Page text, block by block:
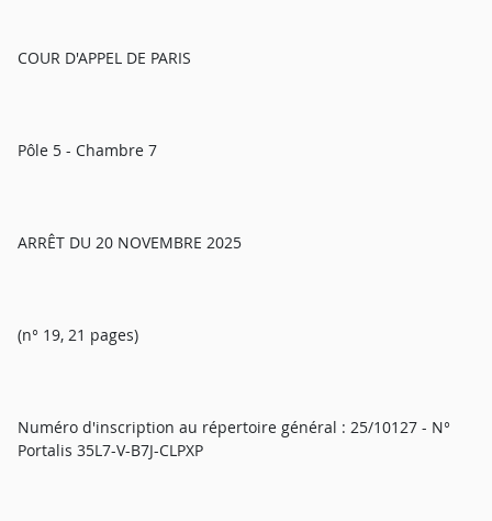
COUR D'APPEL DE PARIS
Pôle 5 - Chambre 7
ARRÊT DU 20 NOVEMBRE 2025
(n° 19, 21 pages)
Numéro d'inscription au répertoire général : 25/10127 - N°
Portalis 35L7-V-B7J-CLPXP